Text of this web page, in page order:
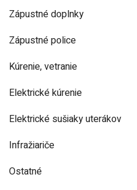
Zápustné doplnky
Zápustné police
Kúrenie, vetranie
Elektrické kúrenie
Elektrické sušiaky uterákov
Infražiariče
Ostatné